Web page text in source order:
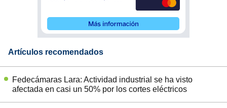
Artículos recomendados
Fedecámaras Lara: Actividad industrial se ha visto
afectada en casi un 50% por los cortes eléctricos